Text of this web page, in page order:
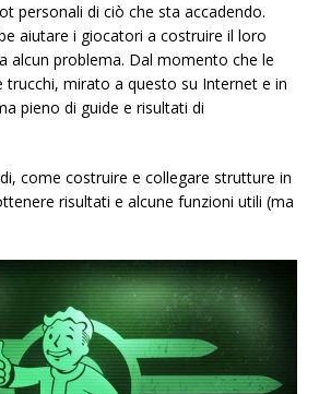
personali di ciò che sta accadendo.
aiutare i giocatori a costruire il loro
alcun problema. Dal momento che le
trucchi, mirato a questo su Internet e in
pieno di guide e risultati di
come costruire e collegare strutture in
risultati e alcune funzioni utili (ma